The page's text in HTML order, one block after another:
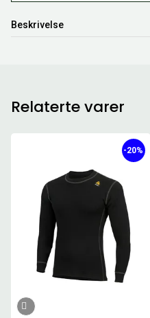
Beskrivelse
Relaterte varer
-20%